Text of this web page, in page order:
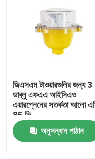
জিএসএম টাওয়ারগুলির জন্য 3
ডাব্লু এফএএ আইসিএও
এয়ারপ্লেনের সতর্কতা আলো
85 ভি
অনুসন্ধান পাঠান